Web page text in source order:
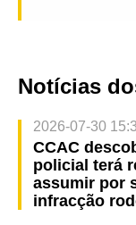
Notícias
2026-07-30
CCAC
policial terá
assumir por
infracção